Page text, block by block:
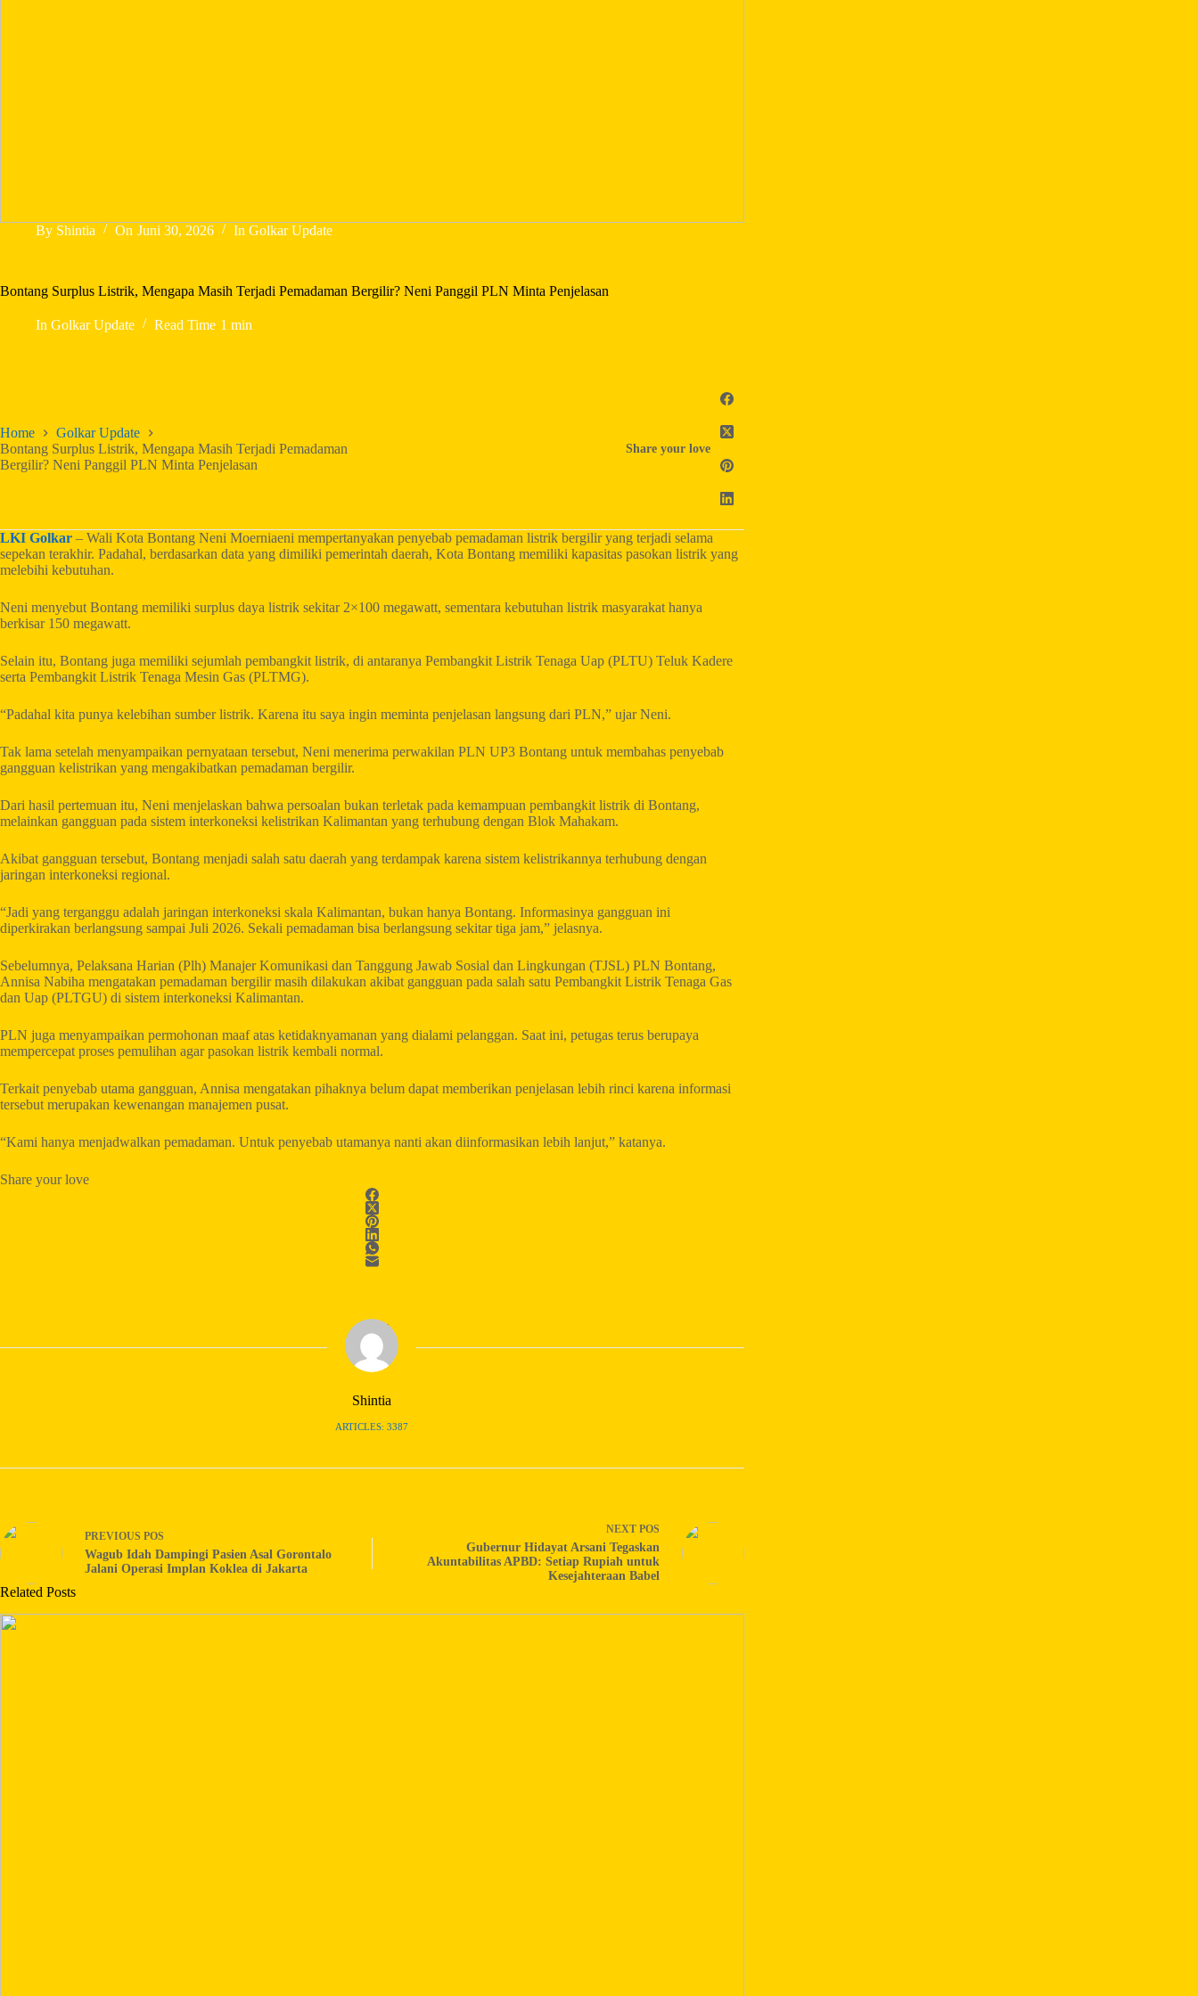
By Shintia On Juni 30, 2026 In Golkar Update
Bontang Surplus Listrik, Mengapa Masih Terjadi Pemadaman Bergilir? Neni Panggil PLN Minta Penjelasan
In Golkar Update Read Time 1 min
Home
Golkar Update
Bontang Surplus Listrik, Mengapa Masih Terjadi Pemadaman
Bergilir? Neni Panggil PLN Minta Penjelasan
Share your love
LKI Golkar – Wali Kota Bontang Neni Moerniaeni mempertanyakan penyebab pemadaman listrik bergilir yang terjadi selama
sepekan terakhir. Padahal, berdasarkan data yang dimiliki pemerintah daerah, Kota Bontang memiliki kapasitas pasokan listrik yang
melebihi kebutuhan.
Neni menyebut Bontang memiliki surplus daya listrik sekitar 2×100 megawatt, sementara kebutuhan listrik masyarakat hanya
berkisar 150 megawatt.
Selain itu, Bontang juga memiliki sejumlah pembangkit listrik, di antaranya Pembangkit Listrik Tenaga Uap (PLTU) Teluk Kadere
serta Pembangkit Listrik Tenaga Mesin Gas (PLTMG).
“Padahal kita punya kelebihan sumber listrik. Karena itu saya ingin meminta penjelasan langsung dari PLN,” ujar Neni.
Tak lama setelah menyampaikan pernyataan tersebut, Neni menerima perwakilan PLN UP3 Bontang untuk membahas penyebab
gangguan kelistrikan yang mengakibatkan pemadaman bergilir.
Dari hasil pertemuan itu, Neni menjelaskan bahwa persoalan bukan terletak pada kemampuan pembangkit listrik di Bontang,
melainkan gangguan pada sistem interkoneksi kelistrikan Kalimantan yang terhubung dengan Blok Mahakam.
Akibat gangguan tersebut, Bontang menjadi salah satu daerah yang terdampak karena sistem kelistrikannya terhubung dengan
jaringan interkoneksi regional.
“Jadi yang terganggu adalah jaringan interkoneksi skala Kalimantan, bukan hanya Bontang. Informasinya gangguan ini
diperkirakan berlangsung sampai Juli 2026. Sekali pemadaman bisa berlangsung sekitar tiga jam,” jelasnya.
Sebelumnya, Pelaksana Harian (Plh) Manajer Komunikasi dan Tanggung Jawab Sosial dan Lingkungan (TJSL) PLN Bontang,
Annisa Nabiha mengatakan pemadaman bergilir masih dilakukan akibat gangguan pada salah satu Pembangkit Listrik Tenaga Gas
dan Uap (PLTGU) di sistem interkoneksi Kalimantan.
PLN juga menyampaikan permohonan maaf atas ketidaknyamanan yang dialami pelanggan. Saat ini, petugas terus berupaya
mempercepat proses pemulihan agar pasokan listrik kembali normal.
Terkait penyebab utama gangguan, Annisa mengatakan pihaknya belum dapat memberikan penjelasan lebih rinci karena informasi
tersebut merupakan kewenangan manajemen pusat.
“Kami hanya menjadwalkan pemadaman. Untuk penyebab utamanya nanti akan diinformasikan lebih lanjut,” katanya.
Share your love
Shintia
ARTICLES: 3387
PREVIOUS POS
Wagub Idah Dampingi Pasien Asal Gorontalo
Jalani Operasi Implan Koklea di Jakarta
NEXT POS
Gubernur Hidayat Arsani Tegaskan
Akuntabilitas APBD: Setiap Rupiah untuk
Kesejahteraan Babel
Related Posts